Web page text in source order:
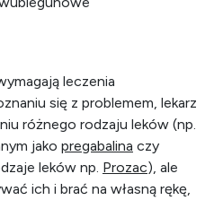
leczenia
się z problemem, lekarz
różnego rodzaju leków (np.
jako pregabalina czy
leków np. Prozac), ale
ich i brać na własną rękę,